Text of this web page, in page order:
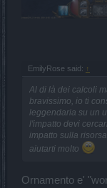
EmilyRose said: ↑
Al di là dei calcoli
bravissimo, io ti
leggendaria su un
l'impatto devi
impatto sulla
aiutarti molto
Ornamento e'